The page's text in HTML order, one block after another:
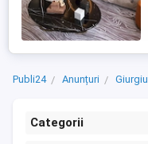
Publi24 Anunțuri Giurgiu
Categorii